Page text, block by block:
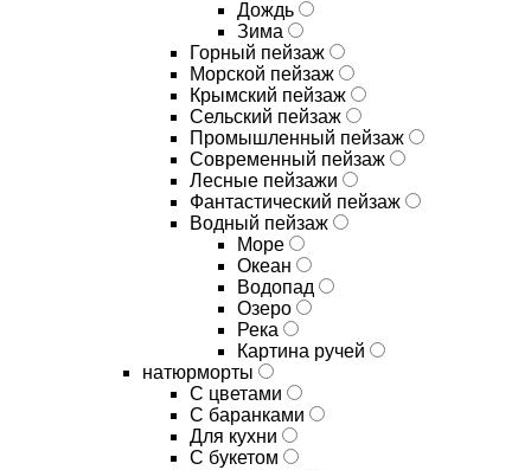
Дождь
Зима
Горный пейзаж
Морской пейзаж
Крымский пейзаж
Сельский пейзаж
Промышленный пейзаж
Современный пейзаж
Лесные пейзажи
Фантастический пейзаж
Водный пейзаж
Море
Океан
Водопад
Озеро
Река
Картина ручей
натюрморты
С цветами
С баранками
Для кухни
C букетом